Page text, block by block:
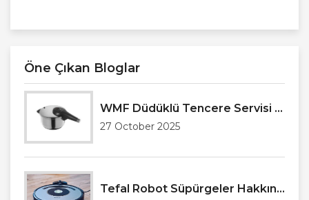
Öne Çıkan Bloglar
WMF Düdüklü Tencere Servisi Antalya
27 October 2025
Tefal Robot Süpürgeler Hakkında Genel Bilgilendirme